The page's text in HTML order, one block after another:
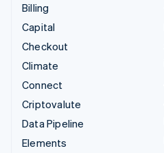
Billing
Capital
Checkout
Climate
Connect
Criptovalute
Data Pipeline
Elements